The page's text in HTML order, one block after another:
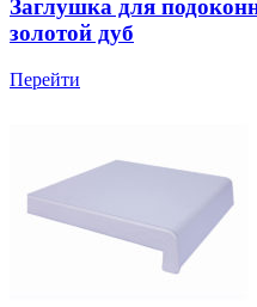
Заглушка для
золотой дуб
Перейти